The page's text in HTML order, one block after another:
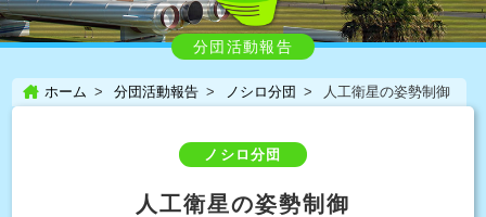
分団活動報告
ホーム 分団活動報告 ノシロ分団 人工衛星の姿勢制御
ノシロ分団
人工衛星の姿勢制御